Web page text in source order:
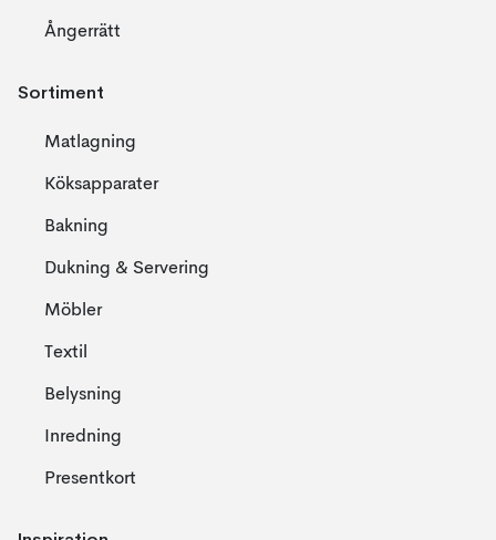
Ångerrätt
Sortiment
Matlagning
Köksapparater
Bakning
Dukning & Servering
Möbler
Textil
Belysning
Inredning
Presentkort